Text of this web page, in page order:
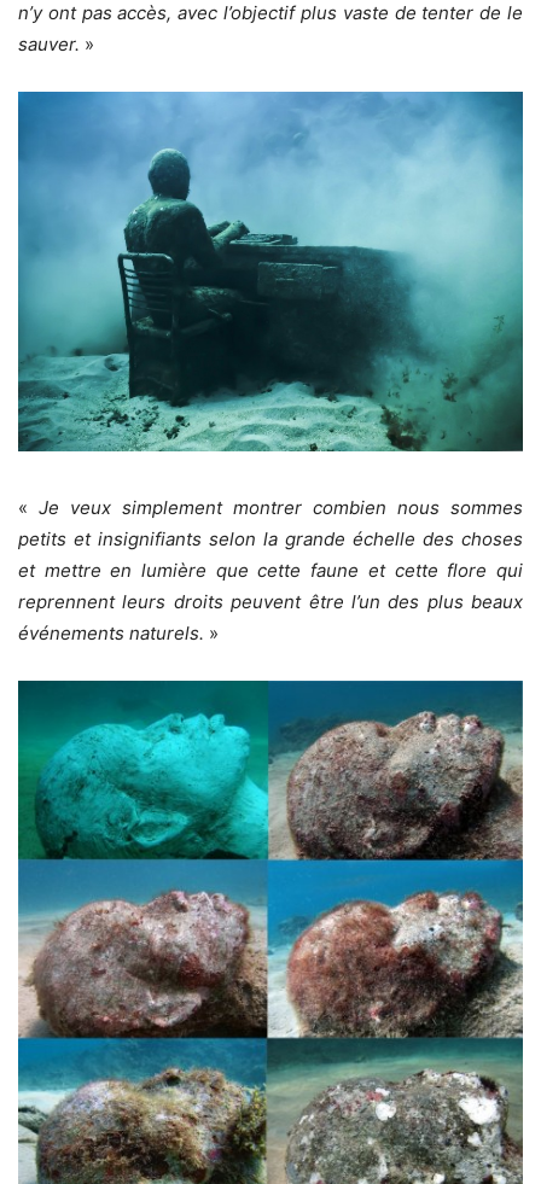
n’y ont pas accès, avec l’objectif plus vaste de tenter de le
sauver. »
« Je veux simplement montrer combien nous sommes
petits et insignifiants selon la grande échelle des choses
et mettre en lumière que cette faune et cette flore qui
reprennent leurs droits peuvent être l’un des plus beaux
événements naturels. »